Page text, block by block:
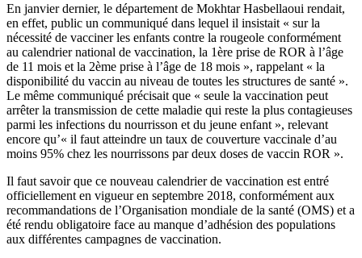
En janvier dernier, le département de Mokhtar Hasbellaoui rendait,
en effet, public un communiqué dans lequel il insistait « sur la
nécessité de vacciner les enfants contre la rougeole conformément
au calendrier national de vaccination, la 1ère prise de ROR à l’âge
de 11 mois et la 2ème prise à l’âge de 18 mois », rappelant « la
disponibilité du vaccin au niveau de toutes les structures de santé ».
Le même communiqué précisait que « seule la vaccination peut
arrêter la transmission de cette maladie qui reste la plus contagieuses
parmi les infections du nourrisson et du jeune enfant », relevant
encore qu’« il faut atteindre un taux de couverture vaccinale d’au
moins 95% chez les nourrissons par deux doses de vaccin ROR ».
Il faut savoir que ce nouveau calendrier de vaccination est entré
officiellement en vigueur en septembre 2018, conformément aux
recommandations de l’Organisation mondiale de la santé (OMS) et a
été rendu obligatoire face au manque d’adhésion des populations
aux différentes campagnes de vaccination.